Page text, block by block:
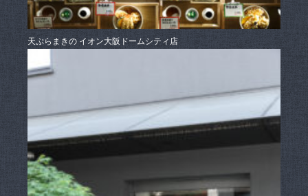
天ぷらまきの イオン大阪ドームシティ店